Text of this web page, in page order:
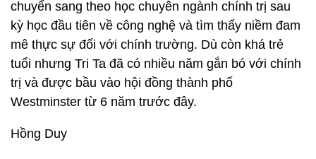
chuyển sang theo học chuyên ngành chính trị sau
kỳ học đầu tiên về công nghệ và tìm thấy niềm đam
mê thực sự đối với chính trường. Dù còn khá trẻ
tuổi nhưng Tri Ta đã có nhiều năm gắn bó với chính
trị và được bầu vào hội đồng thành phố
Westminster từ 6 năm trước đây.
Hồng Duy